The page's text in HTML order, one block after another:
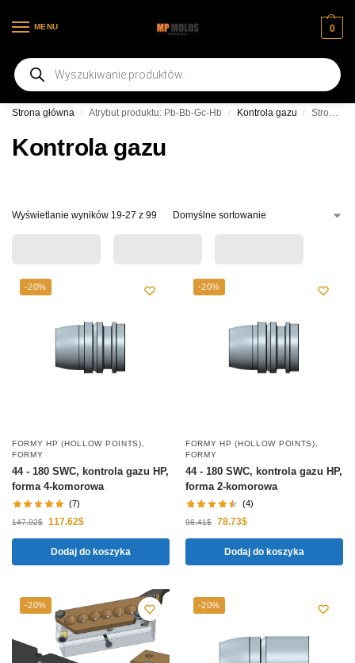
MENU 0
Witamy na naszej nowej stronie internetowej
Strona główna / Atrybut produktu: Pb-Bb-Gc-Hb / Kontrola gazu / Strona 3
Kontrola gazu
Wyświetlanie wyników 19-27 z 99
-20%
FORMY HP (HOLLOW POINTS)
FORMY
44 - 180 SWC, kontrola gazu HP,
forma 4-komorowa
(7)
147.02$ 117.62$
Dodaj do koszyka
-20%
FORMY HP (HOLLOW POINTS)
FORMY
44 - 180 SWC, kontrola gazu HP,
forma 2-komorowa
(4)
98.41$ 78.73$
Dodaj do koszyka
-20% -20%